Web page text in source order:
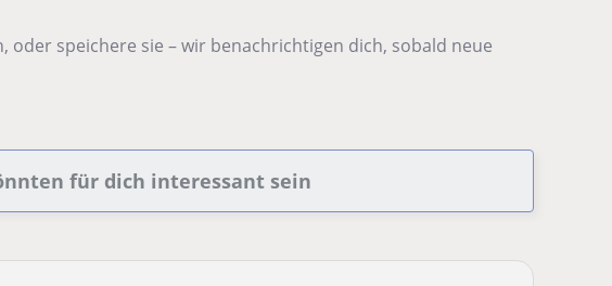
oder speichere sie – wir benachrichtigen dich, sobald neue
für dich interessant sein